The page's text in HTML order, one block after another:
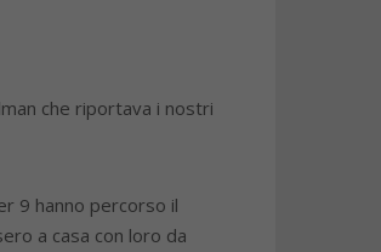
che riportava i nostri
9 hanno percorso il
a casa con loro da